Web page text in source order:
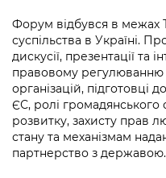
Форум відбувся в межах
суспільства в Україні.
дискусії, презентації та
правовому регулюванню
організацій, підготовці
ЄС, ролі громадянського
розвитку, захисту прав
стану та механізмам
партнерство з державою.